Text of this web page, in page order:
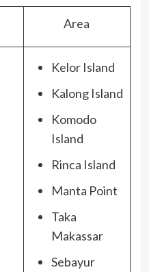
Area
Kelor Island
Kalong Island
Komodo
Island
Rinca Island
Manta Point
Taka
Makassar
Sebayur